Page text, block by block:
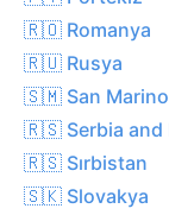
🇷🇴 Romanya
🇷🇺 Rusya
🇸🇲 San Marino
🇷🇸 Serbia and
🇷🇸 Sırbistan
🇸🇰 Slovakya